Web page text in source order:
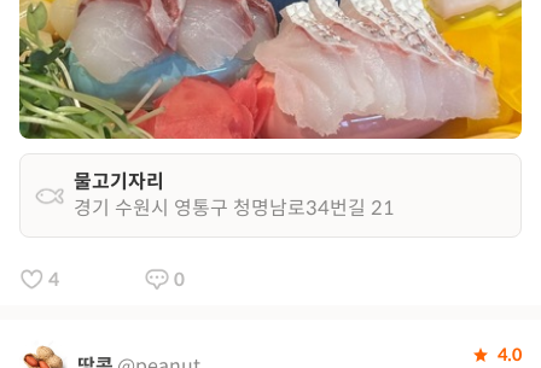
물고기자리
경기 수원시 영통구 청명남로34번길 21
4 0
4.0